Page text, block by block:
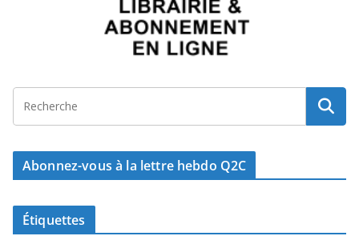
Abonnez-vous à la lettre hebdo Q2C
Étiquettes